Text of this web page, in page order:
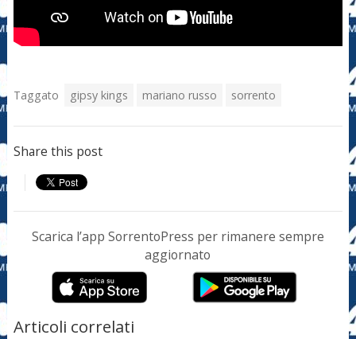
Taggato gipsy kings mariano russo sorrento
Share this post
Scarica l’app SorrentoPress per rimanere sempre
aggiornato
Articoli correlati